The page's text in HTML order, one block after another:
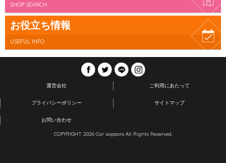
SHOP SEARCH
お役立ち情報
USEFUL INFO
運営会社 ご利用にあたって
プライバシーポリシー サイトマップ
お問い合わせ
COPYRIGHT 2026 Car sapporo All Rights Reserved.